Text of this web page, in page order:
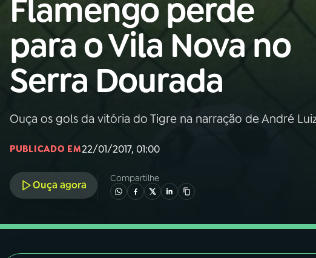
na
Rádio
Nacional
AO VIVO
01 INÍCIO
A RÁDIO
03PROGRAMAÇÃO
PROGRAMAS
Flamengo perde
para o Vila Nova no
Serra Dourada
Ouça os gols da vitória do Tigre na narração de André
PUBLICADO EM22/01/2017, 01:00
Ouça agora
Compartilhe